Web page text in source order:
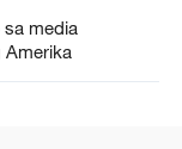
sa media
Amerika